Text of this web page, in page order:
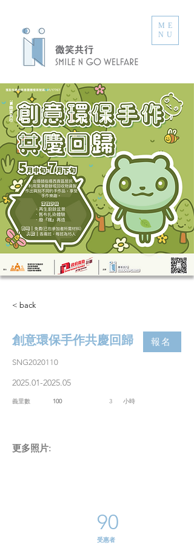
ME
NU
< back
創意環保手作共慶回歸 報名
SNG2020110
2025.01-2025.05
義里數 100 3 ​小時
​更多照片:
90
​受惠者